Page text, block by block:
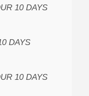
10 DAYS
DAYS
10 DAYS